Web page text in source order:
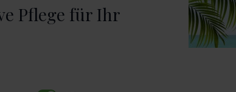
Pflege für Ihr